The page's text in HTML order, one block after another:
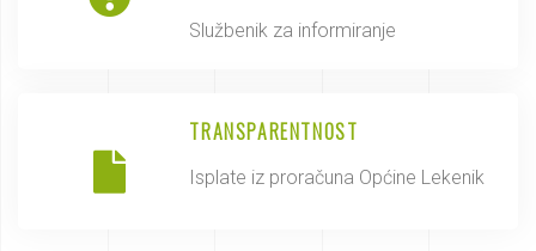
Službenik za informiranje
TRANSPARENTNOST
Isplate iz proračuna Općine Lekenik